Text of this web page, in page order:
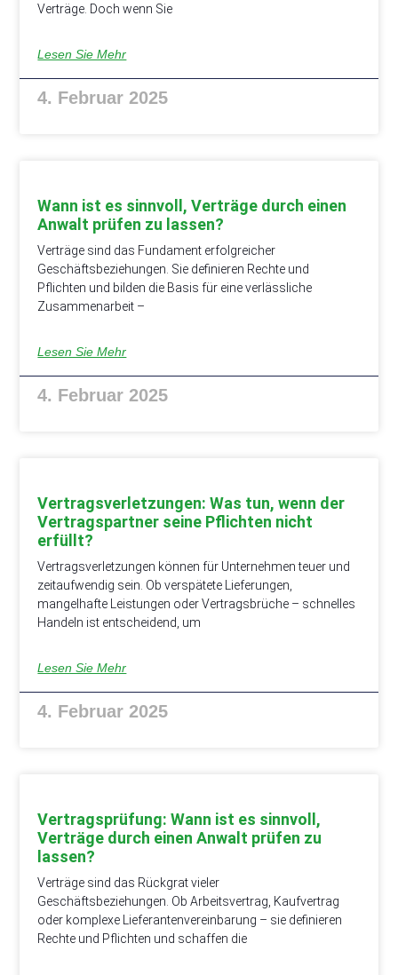
Verträge. Doch wenn Sie
Lesen Sie Mehr
4. Februar 2025
Wann ist es sinnvoll, Verträge durch einen
Anwalt prüfen zu lassen?
Verträge sind das Fundament erfolgreicher
Geschäftsbeziehungen. Sie definieren Rechte und
Pflichten und bilden die Basis für eine verlässliche
Zusammenarbeit –
Lesen Sie Mehr
4. Februar 2025
Vertragsverletzungen: Was tun, wenn der
Vertragspartner seine Pflichten nicht
erfüllt?
Vertragsverletzungen können für Unternehmen teuer und
zeitaufwendig sein. Ob verspätete Lieferungen,
mangelhafte Leistungen oder Vertragsbrüche – schnelles
Handeln ist entscheidend, um
Lesen Sie Mehr
4. Februar 2025
Vertragsprüfung: Wann ist es sinnvoll,
Verträge durch einen Anwalt prüfen zu
lassen?
Verträge sind das Rückgrat vieler
Geschäftsbeziehungen. Ob Arbeitsvertrag, Kaufvertrag
oder komplexe Lieferantenvereinbarung – sie definieren
Rechte und Pflichten und schaffen die